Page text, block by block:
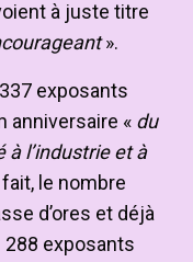
à juste titre
».
exposants
anniversaire « du
l’industrie et à
fait, le nombre
d’ores et déjà
288 exposants